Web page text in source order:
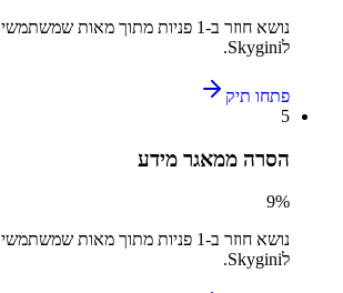
נושא חוזר ב-1 פניות מתוך מאות שמשתמשי
לSkygini
.
פתחו תיק
5
הסרה ממאגר מידע
9%
נושא חוזר ב-1 פניות מתוך מאות שמשתמשי
לSkygini
.